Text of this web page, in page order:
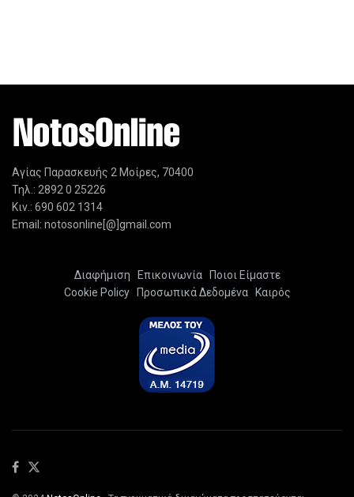
Αγίας Παρασκευής 2 Μοίρες, 70400
Τηλ.: 2892 0 25226
Κιν.: 690 602 1314
Email: notosonline[@]gmail.com
Διαφήμιση Επικοινωνία
Ποιοι Είμαστε
Cookie Policy
Προσωπικά Δεδομένα Καιρός